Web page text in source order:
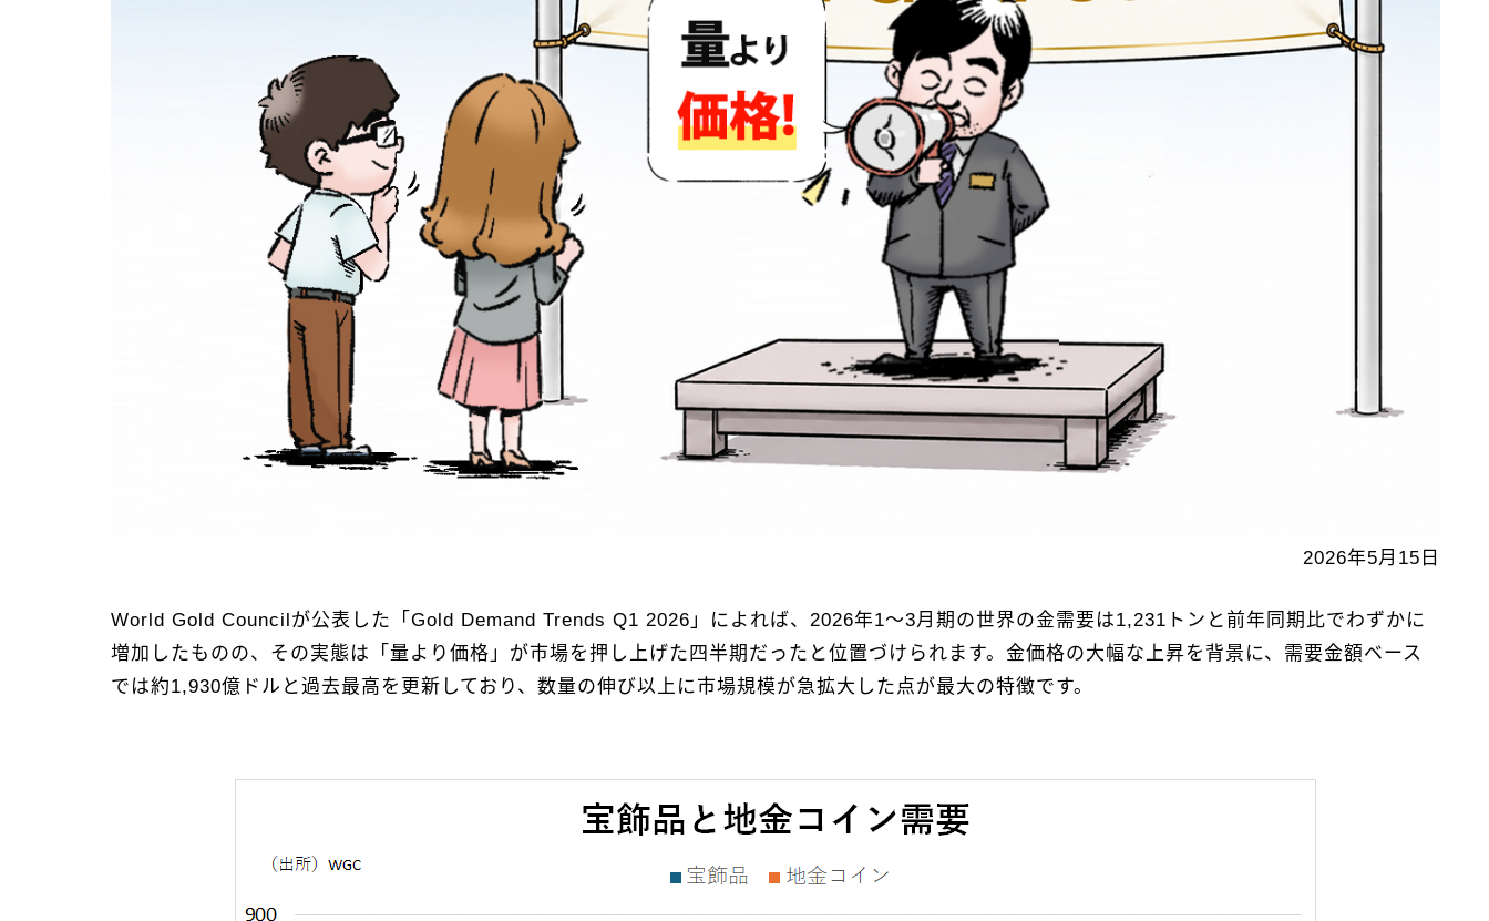
2026年5月15日
World Gold Councilが公表した「Gold Demand Trends Q1 2026」によれば、2026年1〜3月期の世界の金需要は1,231トンと前年同期比でわずかに
増加したものの、その実態は「量より価格」が市場を押し上げた四半期だったと位置づけられます。金価格の大幅な上昇を背景に、需要金額ベース
では約1,930億ドルと過去最高を更新しており、数量の伸び以上に市場規模が急拡大した点が最大の特徴です。